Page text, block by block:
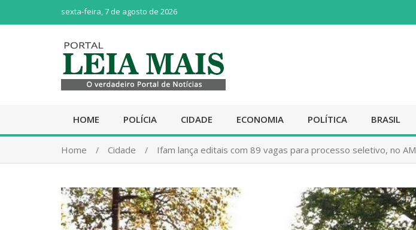
sexta-feira, 7 de agosto de 2026
HOME POLÍCIA CIDADE ECONOMIA POLÍTICA BRASIL
Home Cidade Ifam lança editais com 89 vagas para processo seletivo, no AM